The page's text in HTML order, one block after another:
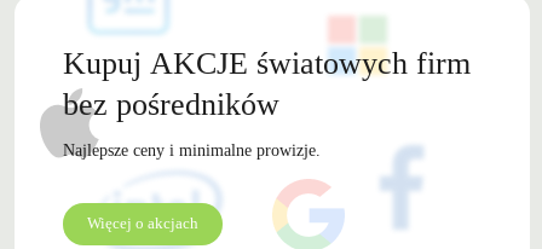
Kupuj AKCJE światowych firm
bez pośredników
Najlepsze ceny i minimalne prowizje.
Więcej o akcjach